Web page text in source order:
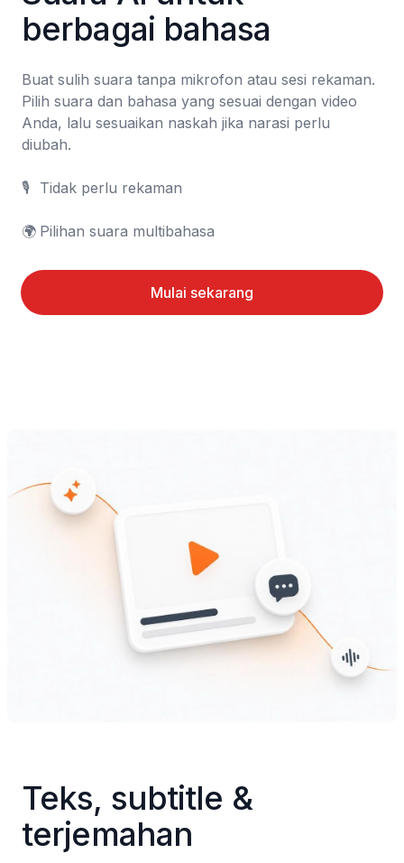
berbagai bahasa
Buat sulih suara tanpa mikrofon atau sesi rekaman.
Pilih suara dan bahasa yang sesuai dengan video
Anda, lalu sesuaikan naskah jika narasi perlu
diubah.
🎙️	Tidak perlu rekaman
🌍	Pilihan suara multibahasa
Mulai sekarang
Teks, subtitle &
terjemahan